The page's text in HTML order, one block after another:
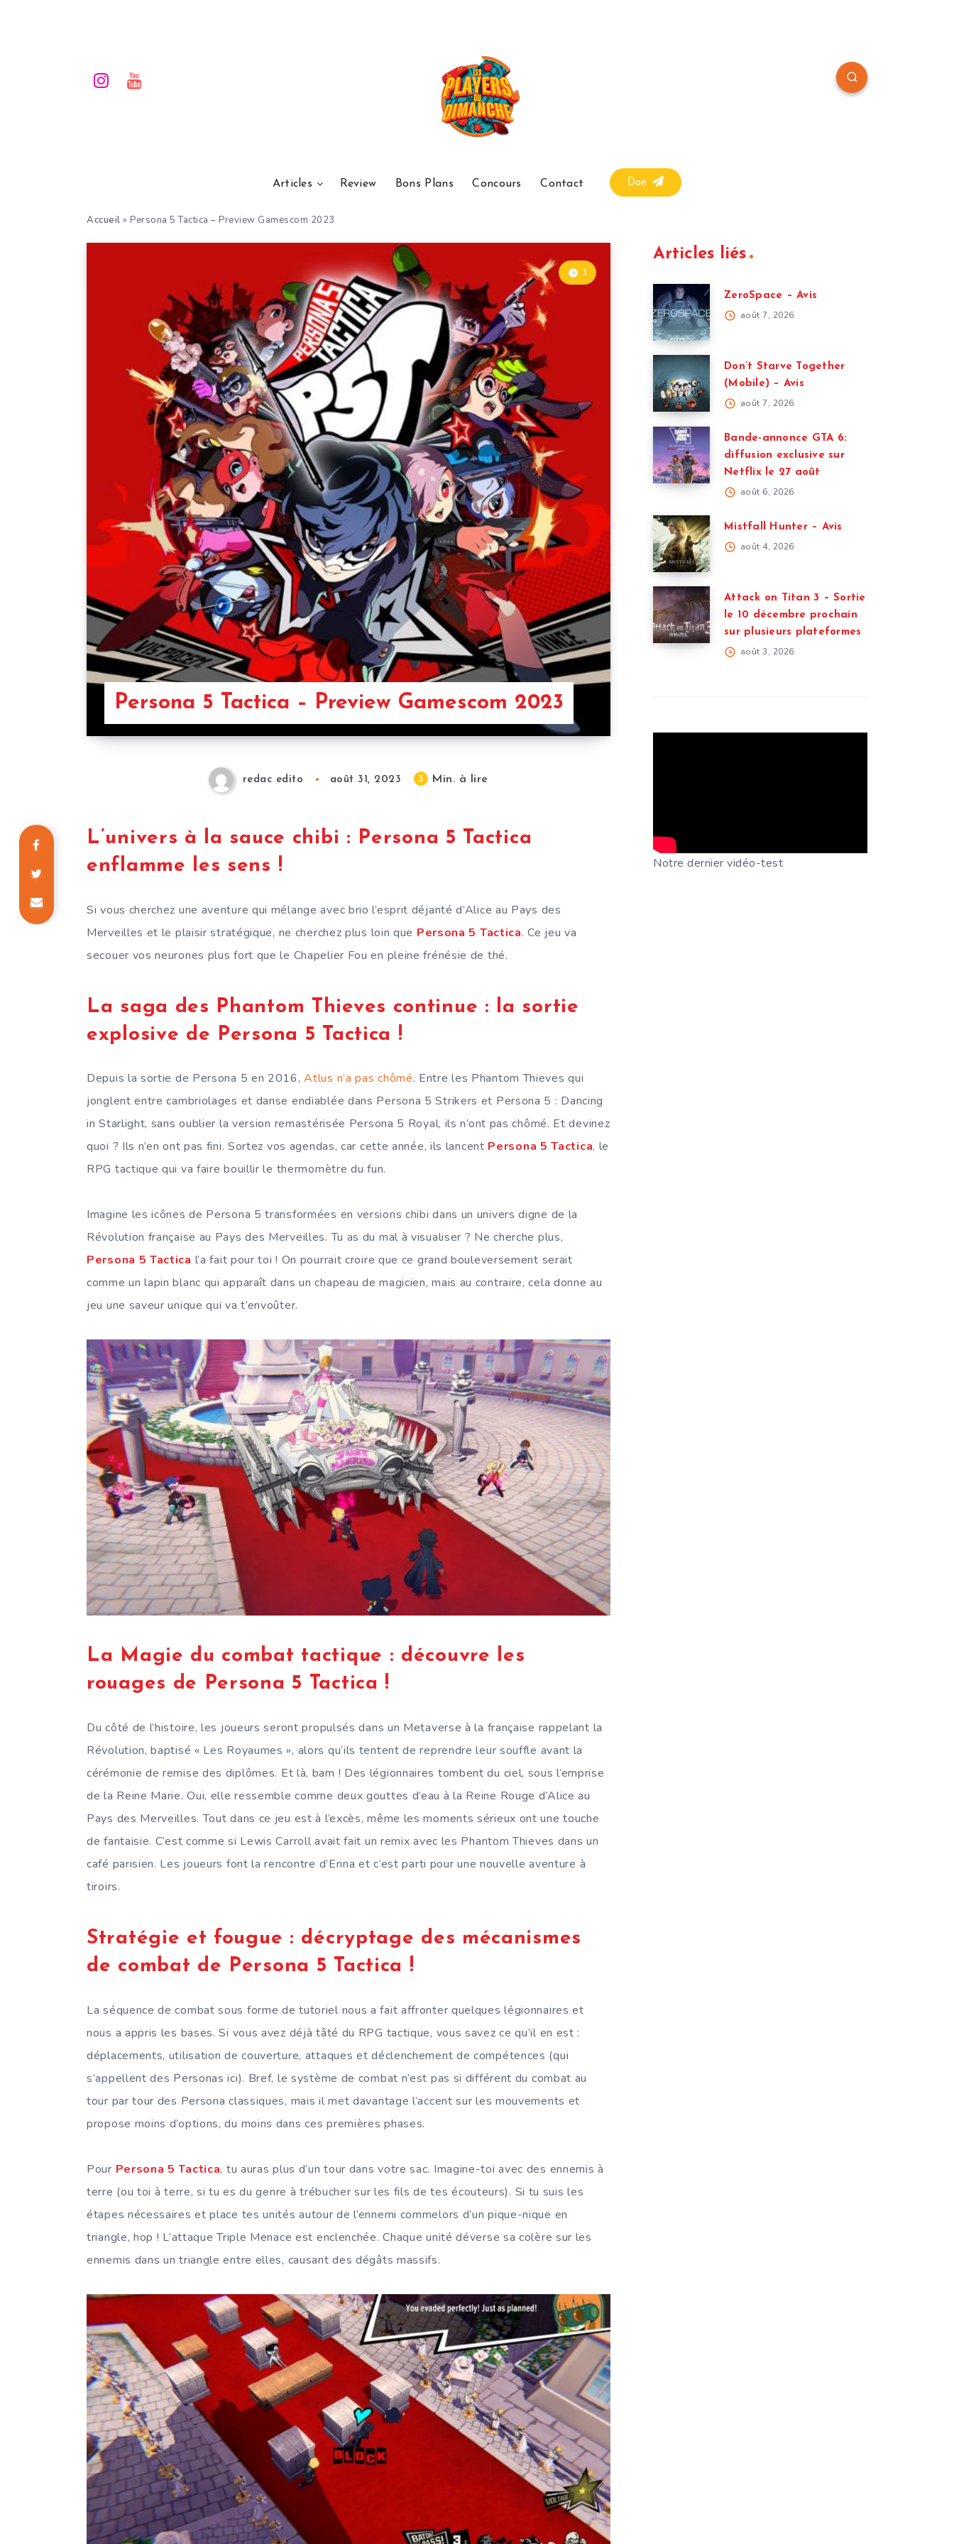
Articles Review Bons Plans Concours Contact Don
Accueil » Persona 5 Tactica – Preview Gamescom 2023
Persona 5 Tactica – Preview Gamescom 2023
3
redac edito août 31, 2023 3 Min. à lire
L’univers à la sauce chibi : Persona 5 Tactica
enflamme les sens !
Si vous cherchez une aventure qui mélange avec brio l’esprit déjanté d’Alice au Pays des
Merveilles et le plaisir stratégique, ne cherchez plus loin que Persona 5 Tactica. Ce jeu va
secouer vos neurones plus fort que le Chapelier Fou en pleine frénésie de thé.
La saga des Phantom Thieves continue : la sortie
explosive de Persona 5 Tactica !
Depuis la sortie de Persona 5 en 2016,Atlus n’a pas chômé. Entre les Phantom Thieves qui
jonglent entre cambriolages et danse endiablée dans Persona 5 Strikers et Persona 5 : Dancing
in Starlight, sans oublier la version remastérisée Persona 5 Royal, ils n’ont pas chômé. Et devinez
quoi ? Ils n’en ont pas fini. Sortez vos agendas, car cette année, ils lancent Persona 5 Tactica, le
RPG tactique qui va faire bouillir le thermomètre du fun.
Imagine les icônes de Persona 5 transformées en versions chibi dans un univers digne de la
Révolution française au Pays des Merveilles. Tu as du mal à visualiser ? Ne cherche plus,
Persona 5 Tactica l’a fait pour toi ! On pourrait croire que ce grand bouleversement serait
comme un lapin blanc qui apparaît dans un chapeau de magicien, mais au contraire, cela donne au
jeu une saveur unique qui va t’envoûter.
La Magie du combat tactique : découvre les
rouages de Persona 5 Tactica !
Du côté de l’histoire, les joueurs seront propulsés dans un Metaverse à la française rappelant la
Révolution, baptisé « Les Royaumes », alors qu’ils tentent de reprendre leur souffle avant la
cérémonie de remise des diplômes. Et là, bam ! Des légionnaires tombent du ciel, sous l’emprise
de la Reine Marie. Oui, elle ressemble comme deux gouttes d’eau à la Reine Rouge d’Alice au
Pays des Merveilles. Tout dans ce jeu est à l’excès, même les moments sérieux ont une touche
de fantaisie. C’est comme si Lewis Carroll avait fait un remix avec les Phantom Thieves dans un
café parisien. Les joueurs font la rencontre d’Erina et c’est parti pour une nouvelle aventure à
tiroirs.
Stratégie et fougue : décryptage des mécanismes
de combat de Persona 5 Tactica !
La séquence de combat sous forme de tutoriel nous a fait affronter quelques légionnaires et
nous a appris les bases. Si vous avez déjà tâté du RPG tactique, vous savez ce qu’il en est :
déplacements, utilisation de couverture, attaques et déclenchement de compétences (qui
s’appellent des Personas ici). Bref, le système de combat n’est pas si différent du combat au
tour par tour des Persona classiques, mais il met davantage l’accent sur les mouvements et
propose moins d’options, du moins dans ces premières phases.
Pour Persona 5 Tactica, tu auras plus d’un tour dans votre sac. Imagine-toi avec des ennemis à
terre (ou toi à terre, si tu es du genre à trébucher sur les fils de tes écouteurs). Si tu suis les
étapes nécessaires et place tes unités autour de l’ennemi commelors d’un pique-nique en
triangle, hop ! L’attaque Triple Menace est enclenchée. Chaque unité déverse sa colère sur les
ennemis dans un triangle entre elles, causant des dégâts massifs.
Articles liés
ZeroSpace – Avis
août 7, 2026
Don’t Starve Together
(Mobile) – Avis
août 7, 2026
Bande-annonce GTA 6:
diffusion exclusive sur
Netflix le 27 août
août 6, 2026
Mistfall Hunter – Avis
août 4, 2026
Attack on Titan 3 – Sortie
le 10 décembre prochain
sur plusieurs plateformes
août 3, 2026
Notre dernier vidéo-test